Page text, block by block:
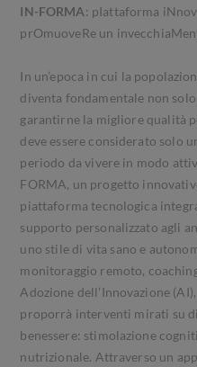
IN-FORMA: pIattaforma
prOmuoveRe un
In un’epoca in cui la
diventa fondamentale non
garantirne la migliore qualità
deve essere considerato solo
periodo da vivere in modo
FORMA, un progetto
piattaforma tecnologica
supporto personalizzato agli
uno stile di vita sano e
monitoraggio remoto,
Adozione dell’Innovazione
proporrà interventi mirati su
benessere: stimolazione
nutrizionale. Attraverso un